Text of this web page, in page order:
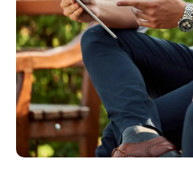
Spriatelení účtovníci
Katalóg doplnkov
Ako sa vyznať vo fakturácii
Blog
Podnikateľský servis
Spýtajte sa nás